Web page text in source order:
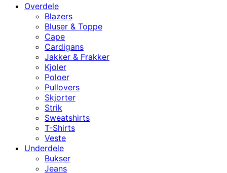
Overdele
Blazers
Bluser & Toppe
Cape
Cardigans
Jakker & Frakker
Kjoler
Poloer
Pullovers
Skjorter
Strik
Sweatshirts
T-Shirts
Veste
Underdele
Bukser
Jeans